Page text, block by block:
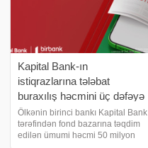
Kapital Bank-ın
istiqrazlarına tələbat
buraxılış həcmini üç dəfəyə
yaxın üstələdi
Ölkənin birinci bankı Kapital Bank
tərəfindən fond bazarına təqdim
edilən ümumi həcmi 50 milyon